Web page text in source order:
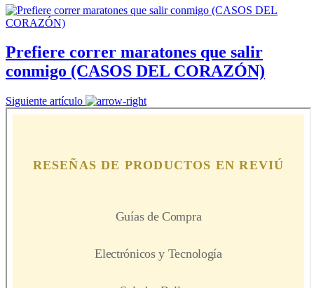
Prefiere correr maratones que salir
conmigo (CASOS DEL CORAZÓN)
Siguiente artículo